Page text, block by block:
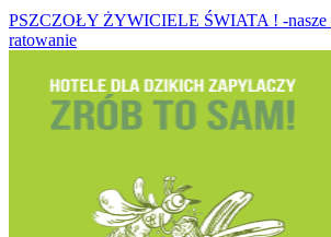
PSZCZOŁY ŻYWICIELE ŚWIATA ! -nasze
ratowanie